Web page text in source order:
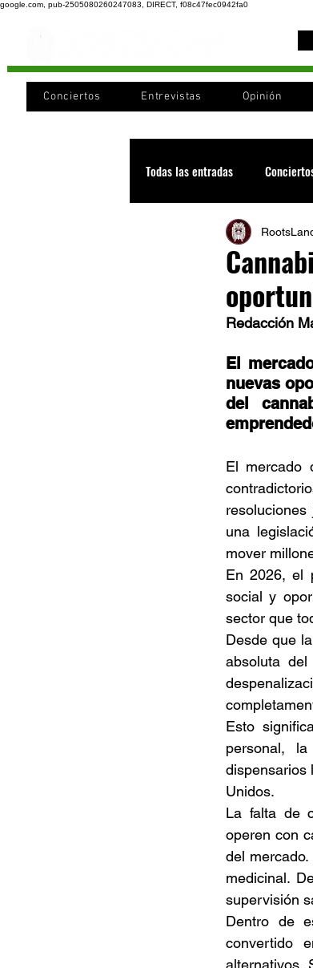
google.com, pub-2505080260247083, DIRECT, f08c47fec0942fa0
Conciertos Entrevistas Opinión
Todas las entradas
Recomendaciones
Cultura
Documentales Podcast
Conociendo Reggae
Bandas emergentes
Redacción
El
nuevas
del
El mercado
una
mover
En 2026, el
social y
sector que
Desde que
absoluta
Esto
personal,
dispensarios
Unidos.
La falta de
operen con
del
medicinal.
supervisión
Dentro de
convertido
alternativos.